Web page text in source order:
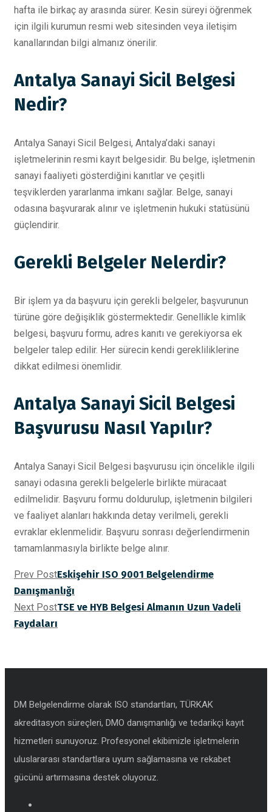
hafta ile birkaç ay arasında sürer. Kesin süreyi öğrenmek
için ilgili kurumun resmi web sitesinden veya iletişim
kanallarından bilgi almanız önerilir.
Antalya Sanayi Sicil Belgesi
Nedir?
Antalya Sanayi Sicil Belgesi, Antalya’daki sanayi
işletmelerinin resmi kayıt belgesidir. Bu belge, işletmenin
sanayi faaliyeti gösterdiğini kanıtlar ve çeşitli
teşviklerden yararlanma imkanı sağlar. Belge, sanayi
odasına başvurarak alınır ve işletmenin hukuki statüsünü
güçlendirir.
Gerekli Belgeler Nelerdir?
Bir işlem ya da başvuru için gerekli belgeler, başvurunun
türüne göre değişiklik göstermektedir. Genellikle kimlik
belgesi, başvuru formu, adres kanıtı ve gerekiyorsa ek
belgeler talep edilir. Her sürecin kendi gerekliliklerine
dikkat edilmesi önemlidir.
Antalya Sanayi Sicil Belgesi
Başvurusu Nasıl Yapılır?
Antalya Sanayi Sicil Belgesi başvurusu için öncelikle ilgili
sanayi odasına gerekli belgelerle birlikte müracaat
edilmelidir. Başvuru formu doldurulup, işletmenin bilgileri
ve faaliyet alanları hakkında detay verilmeli, gerekli
evraklar eklenmelidir. Başvuru sonrası değerlendirmenin
tamamlanmasıyla birlikte belge alınır.
Prev PostEskişehir ISO 9001 Belgelendirme
Danışmanlığı
Next PostTSE ve HYB Belgesi Almanın Uzun Vadeli
Faydaları
DM Belgelendirme olarak ISO standartları, TÜRKAK
akreditasyon süreçleri, DMO danışmanlığı ve tedarikçi kayıt
hizmetleri sunuyoruz. Profesyonel ekibimizle işletmelerin
uluslararası standartlara uyum sağlamasına ve rekabet
gücünü artırmasına destek oluyoruz.